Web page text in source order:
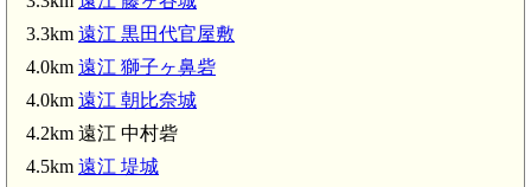
3.3km 遠江 黒田代官屋敷
4.0km 遠江 獅子ヶ鼻砦
4.0km 遠江 朝比奈城
4.2km 遠江 中村砦
4.5km 遠江 堤城